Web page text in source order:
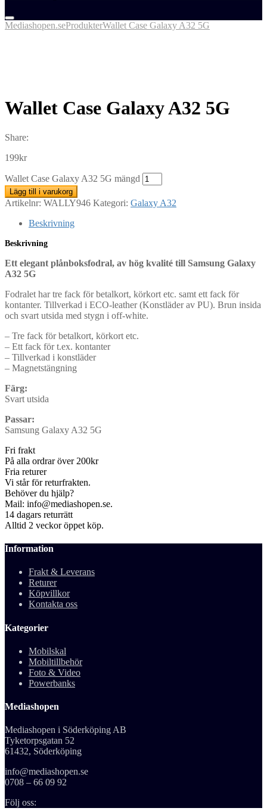
Mediashopen.seProdukterWallet Case Galaxy A32 5G
Wallet Case Galaxy A32 5G
Share:
199kr
Wallet Case Galaxy A32 5G mängd
Lägg till i varukorg
Artikelnr: WALLY946 Kategori: Galaxy A32
Beskrivning
Beskrivning
Ett elegant plånboksfodral, av hög kvalité till Samsung Galaxy
A32 5G
Fodralet har tre fack för betalkort, körkort etc. samt ett fack för
kontanter. Tillverkad i ECO-leather (Konstläder av PU). Brun insida
och svart utsida med stygn i off-white.
– Tre fack för betalkort, körkort etc.
– Ett fack för t.ex. kontanter
– Tillverkad i konstläder
– Magnetstängning
Färg:
Svart utsida
Passar:
Samsung Galaxy A32 5G
Fri frakt
På alla ordrar över 200kr
Fria returer
Vi står för returfrakten.
Behöver du hjälp?
Mail: info@mediashopen.se.
14 dagars returrätt
Alltid 2 veckor öppet köp.
Information
Frakt & Leverans
Returer
Köpvillkor
Kontakta oss
Kategorier
Mobilskal
Mobiltillbehör
Foto & Video
Powerbanks
Mediashopen
Mediashopen i Söderköping AB
Tyketorpsgatan 52
61432, Söderköping
info@mediashopen.se
0708 – 66 09 92
Följ oss: